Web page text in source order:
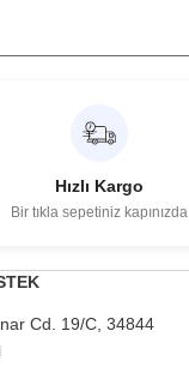
Hızlı Kargo
Bir tıkla sepetiniz kapınızda
Cd. 19/C, 34844